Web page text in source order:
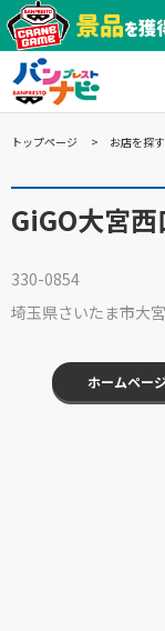
トップページ お店を探す
GiGO大宮西
330-0854
埼玉県さいたま市大
ホームペー